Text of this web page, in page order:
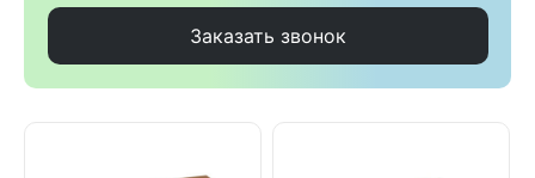
Заказать звонок